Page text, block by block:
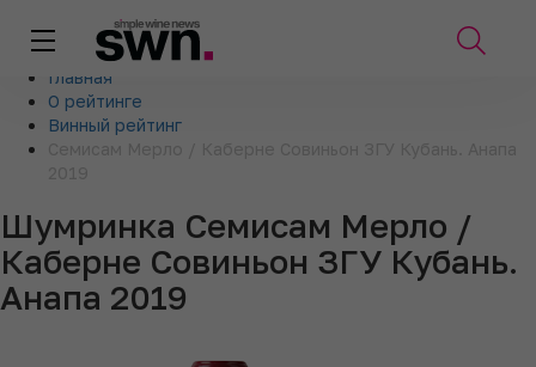
Главная
О рейтинге
Винный рейтинг
Шумринка Семисам Мерло /
Каберне Совиньон ЗГУ Кубань.
Анапа 2019